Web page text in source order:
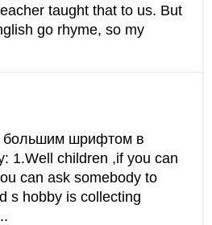
taught that to us. But
go rhyme, so my
большим шрифтом в
1.Well children ,if you can
can ask somebody to
s hobby is collecting